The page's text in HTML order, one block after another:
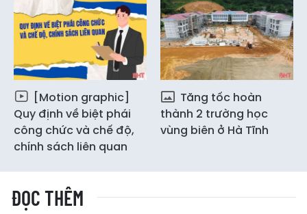
[Motion graphic]
Quy định về biệt phái
công chức và chế độ,
chính sách liên quan
Tăng tốc hoàn
thành 2 trường học
vùng biên ở Hà Tĩnh
ĐỌC THÊM